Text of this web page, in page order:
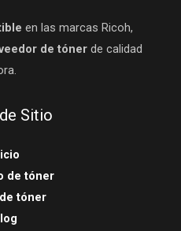
en las marcas Ricoh,
de tóner de calidad
Sitio
de tóner
tóner